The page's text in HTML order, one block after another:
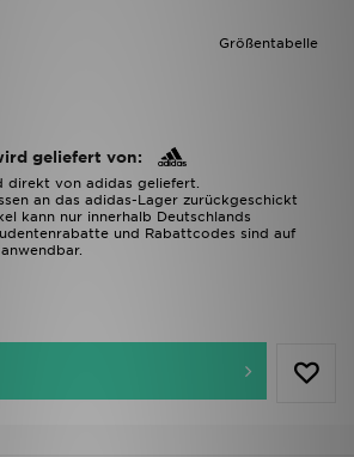
Größentabelle
geliefert von:
direkt von adidas geliefert.
an das adidas-Lager zurückgeschickt
kann nur innerhalb Deutschlands
und Rabattcodes sind auf